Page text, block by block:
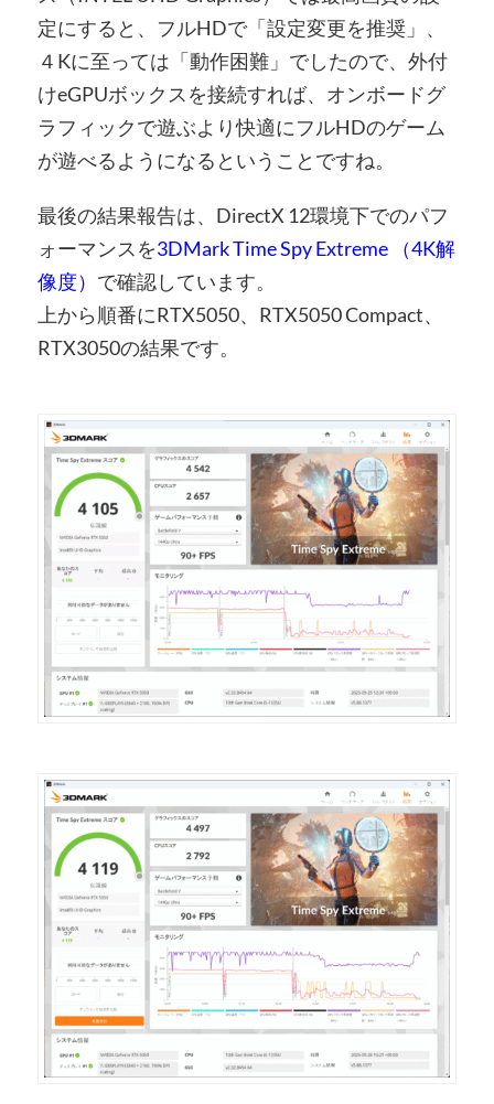
定にすると、フルHDで「設定変更を推奨」、
４Kに至っては「動作困難」でしたので、外付
けeGPUボックスを接続すれば、オンボードグ
ラフィックで遊ぶより快適にフルHDのゲーム
が遊べるようになるということですね。
最後の結果報告は、DirectX 12環境下でのパフ
ォーマンスを3DMark Time Spy Extreme （4K解
像度） で確認しています。
上から順番にRTX5050、RTX5050 Compact、
RTX3050の結果です。